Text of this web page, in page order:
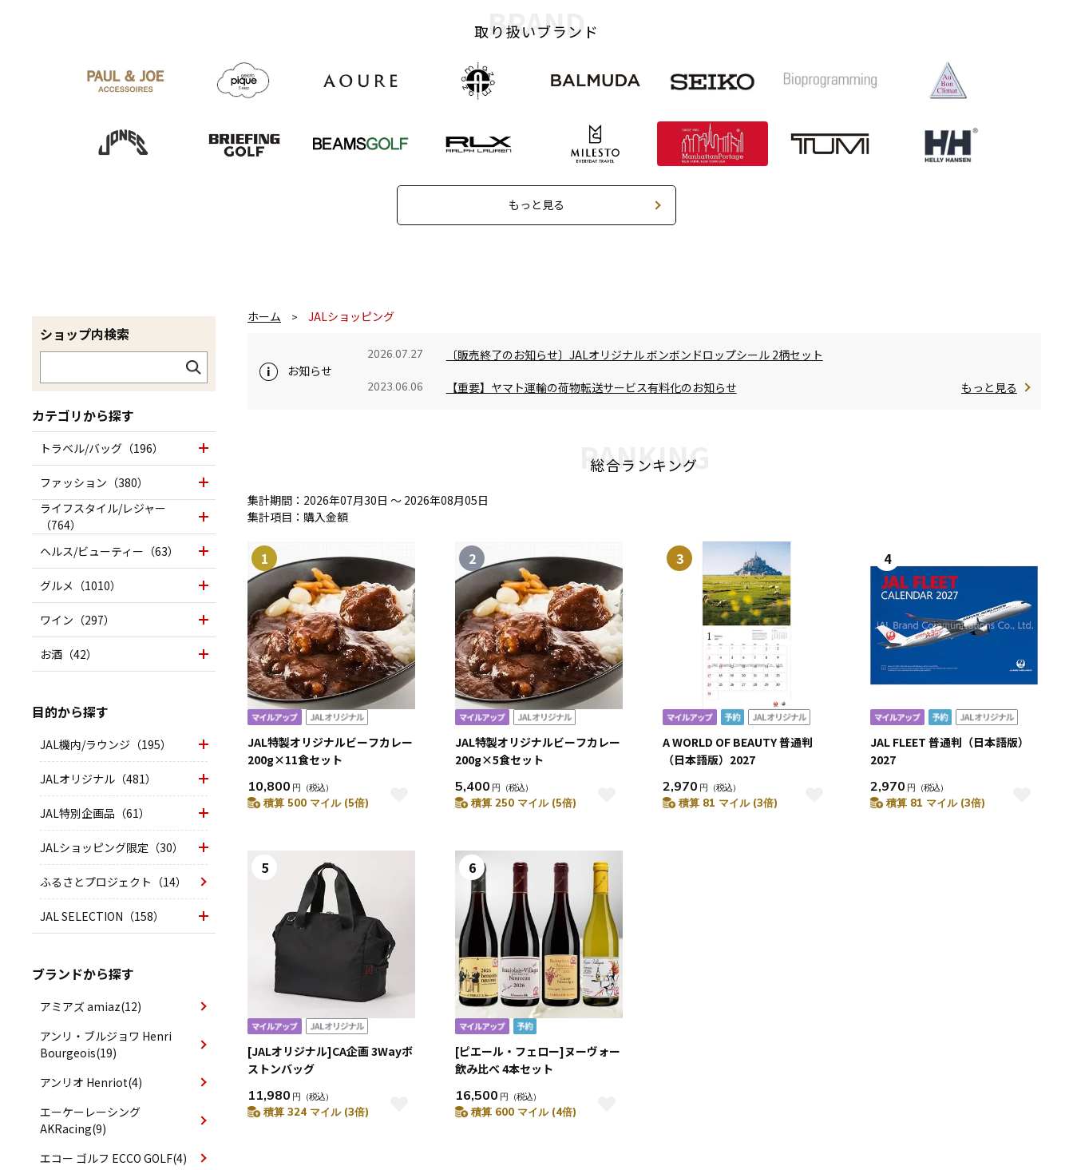
BRAND
取り扱いブランド
もっと見る
ショップ内検索
カテゴリから探す
トラベル/バッグ（196）
ファッション（380）
ライフスタイル/レジャー
（764）
ヘルス/ビューティー（63）
グルメ（1010）
ワイン（297）
お酒（42）
目的から探す
JAL機内/ラウンジ（195）
JALオリジナル（481）
JAL特別企画品（61）
JALショッピング限定（30）
ふるさとプロジェクト（14）
JAL SELECTION（158）
ブランドから探す
アミアズ amiaz(12)
アンリ・ブルジョワ Henri
Bourgeois(19)
アンリオ Henriot(4)
エーケーレーシング
AKRacing(9)
エコー ゴルフ ECCO GOLF(4)
ホーム > JALショッピング
お知らせ
2026.07.27 〔販売終了のお知らせ〕JALオリジナル ボンボンドロップシール 2柄セット
2023.06.06 【重要】ヤマト運輸の荷物転送サービス有料化のお知らせ もっと見る
RANKING
総合ランキング
集計期間：2026年07月30日 ～ 2026年08月05日
集計項目：購入金額
1
JAL特製オリジナルビーフカレー
200g×11食セット
10,800 円 （税込）
積算 500 マイル (5倍)
2
JAL特製オリジナルビーフカレー
200g×5食セット
5,400 円 （税込）
積算 250 マイル (5倍)
3
A WORLD OF BEAUTY 普通判
（日本語版）2027
2,970 円 （税込）
積算 81 マイル (3倍)
4
JAL FLEET 普通判（日本語版）
2027
2,970 円 （税込）
積算 81 マイル (3倍)
5
[JALオリジナル]CA企画 3Wayボ
ストンバッグ
11,980 円 （税込）
積算 324 マイル (3倍)
6
[ピエール・フェロー]ヌーヴォー
飲み比べ 4本セット
16,500 円 （税込）
積算 600 マイル (4倍)